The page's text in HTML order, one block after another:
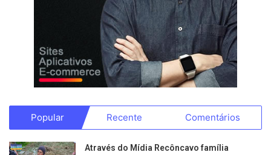
Popular Recente Comentários
Através do Mídia Recôncavo família